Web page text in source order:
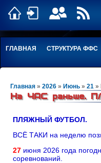
ГЛАВНАЯ СТРУКТУРА ФФС
Главная » 2026 » Июнь » 21 »
На ЧАС раньше.
ПЛЯЖНЫЙ ФУТБОЛ.
ВСЁ ТАКИ на неделю
27 июня 2026 года
соревнований.